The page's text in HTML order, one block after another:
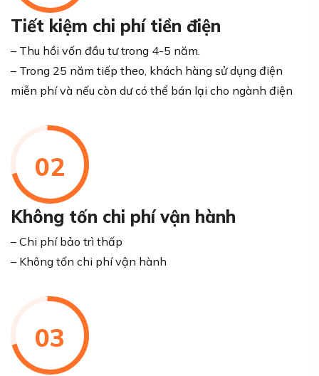
Tiết kiệm chi phí tiền điện
– Thu hồi vốn đầu tư trong 4-5 năm.
– Trong 25 năm tiếp theo, khách hàng sử dụng điện
miễn phí và nếu còn dư có thể bán lại cho ngành điện
02
Không tốn chi phí vận hành
– Chi phí bảo trì thấp
– Không tốn chi phí vận hành
03